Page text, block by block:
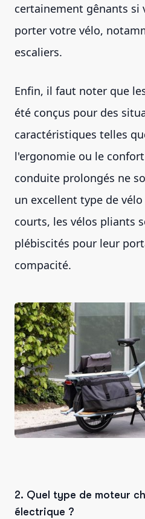
certainement gênants si
porter votre vélo,
escaliers.
Enfin, il faut noter que
été conçus pour des
caractéristiques telles
l'ergonomie ou le
conduite prolongés ne
un excellent type de
courts, les vélos pliants
plébiscités pour leur
compacité.
2. Quel type de moteur
électrique ?